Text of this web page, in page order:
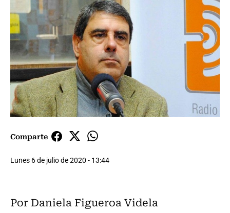
Comparte
Lunes 6 de julio de 2020 - 13:44
Por Daniela Figueroa Videla